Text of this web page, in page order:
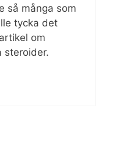
så många som
tycka det
om
steroider.